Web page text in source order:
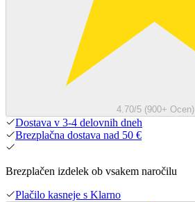
4.70/5 (900+ Ocen)
Dostava v 3-4 delovnih dneh
Brezplačna dostava nad 50 €
Brezplačen izdelek ob vsakem naročilu
Plačilo kasneje s Klarno